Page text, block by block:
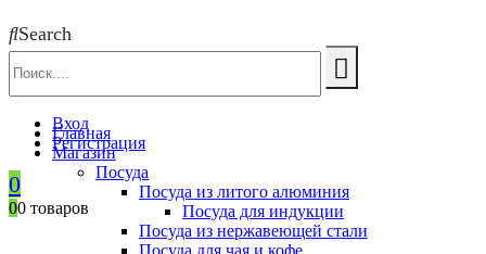
Search
Вход
Регистрация
0
00 товаров
Главная
Магазин
Посуда
Посуда из литого алюминия
Посуда для индукции
Посуда из нержавеющей стали
Посуда для чая и кофе